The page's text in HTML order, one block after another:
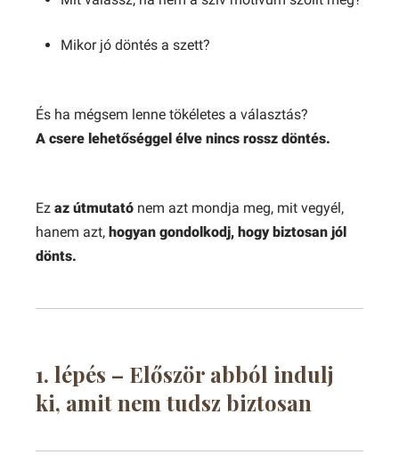
Mikor jó döntés a szett?
És ha mégsem lenne tökéletes a választás?
A csere lehetőséggel élve nincs rossz döntés.
Ez az útmutató nem azt mondja meg, mit vegyél,
hanem azt, hogyan gondolkodj, hogy biztosan jól
dönts.
1. lépés – Először abból indulj
ki, amit nem tudsz biztosan